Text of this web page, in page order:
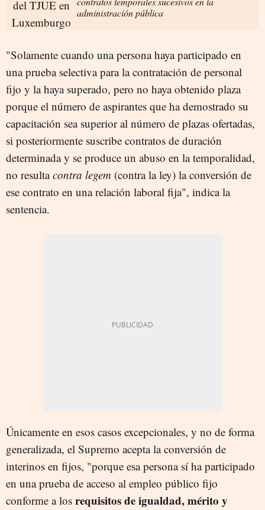
administración pública
"Solamente cuando una persona haya participado en
una prueba selectiva para la contratación de personal
fijo y la haya superado, pero no haya obtenido plaza
porque el número de aspirantes que ha demostrado su
capacitación sea superior al número de plazas ofertadas,
si posteriormente suscribe contratos de duración
determinada y se produce un abuso en la temporalidad,
no resultacontra legem (contra la ley) la conversión de
ese contrato en una relación laboral fija", indica la
sentencia.
Únicamente en esos casos excepcionales, y no de forma
generalizada, el Supremo acepta la conversión de
interinos en fijos, "porque esa persona sí ha participado
en una prueba de acceso al empleo público fijo
conforme a los requisitos de igualdad, mérito y